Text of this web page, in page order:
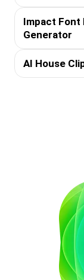
Impact Font
Generator
AI House